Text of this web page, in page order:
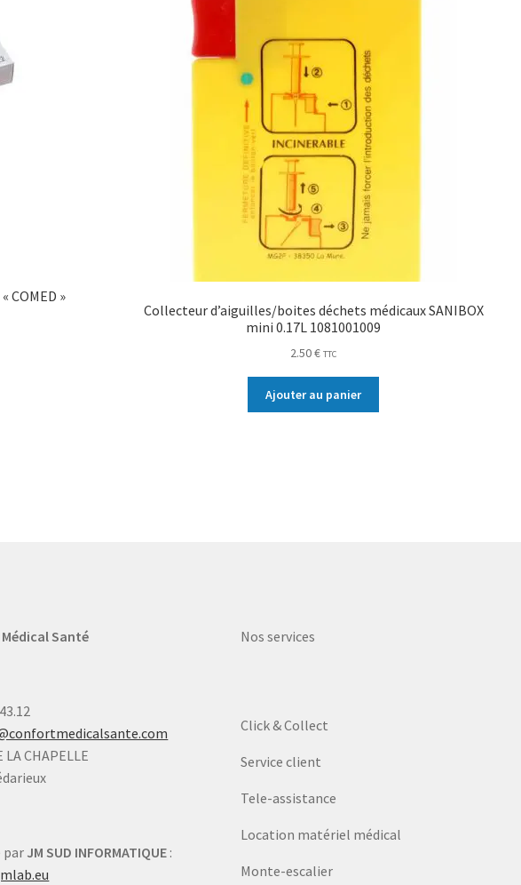
COMED »
Collecteur d’aiguilles/boites déchets médicaux SANIBOX
mini 0.17L 1081001009
2.50€ TTC
Ajouter au panier
Santé
LA CHAPELLE
par JM SUD INFORMATIQUE :
Nos services
Click & Collect
Service client
Tele-assistance
Location matériel médical
Monte-escalier